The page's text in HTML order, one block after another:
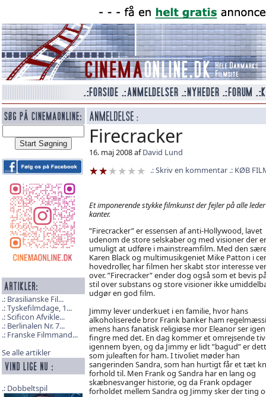
Brasilianske Fil...
Tyskefilmdage, 1...
Scificon Afvikle...
Berlinalen Nr. 7...
Franske Filmmand...
Se alle artikler
Dobbeltspil
Firecracker
16. maj 2008 afDavid Lund
Skriv en kommentar
KØB
Et imponerende stykke filmkunst der fejler på alle
kanter.
”Firecracker” er essensen af anti-Hollywood, lavet
udenom de store selskaber og med visioner der er
umuligt at udføre i mainstreamfilm. Med den
Karen Black og multimusikgeniet Mike Patton i
hovedroller, har filmen her skabt stor interesse
over. ”Firecracker” ender dog også som et bevis
stil over substans og store visioner ikke
udgør en god film.
Jimmy lever underkuet i en familie, hvor hans
alkoholiserede bror Frank banker ham
imens hans fanatisk religiøse mor Eleanor ser
fingre med det. En dag kommer et omrejsende
igennem byen, og da Jimmy er lidt ”bagud” er
som juleaften for ham. I tivoliet møder han
sangerinden Sandra, som han hurtigt får et tæt
forhold til. Men Frank og Sandra har en lang og
skæbnesvanger historie, og da Frank opdager
forholdet mellem Sandra og Jimmy sker der ting